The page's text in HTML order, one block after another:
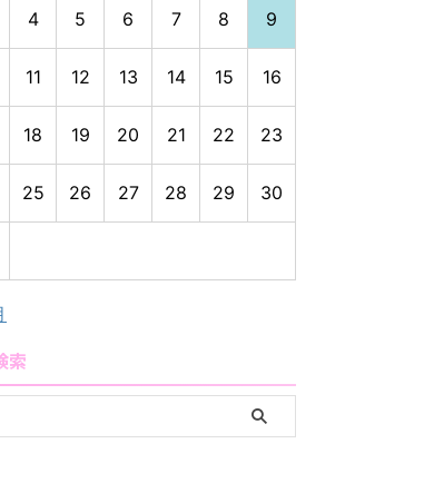
4 5 6 7 8 9
11 12 13 14 15 16
18 19 20 21 22 23
25 26 27 28 29 30
索